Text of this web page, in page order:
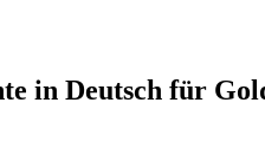
in Deutsch für